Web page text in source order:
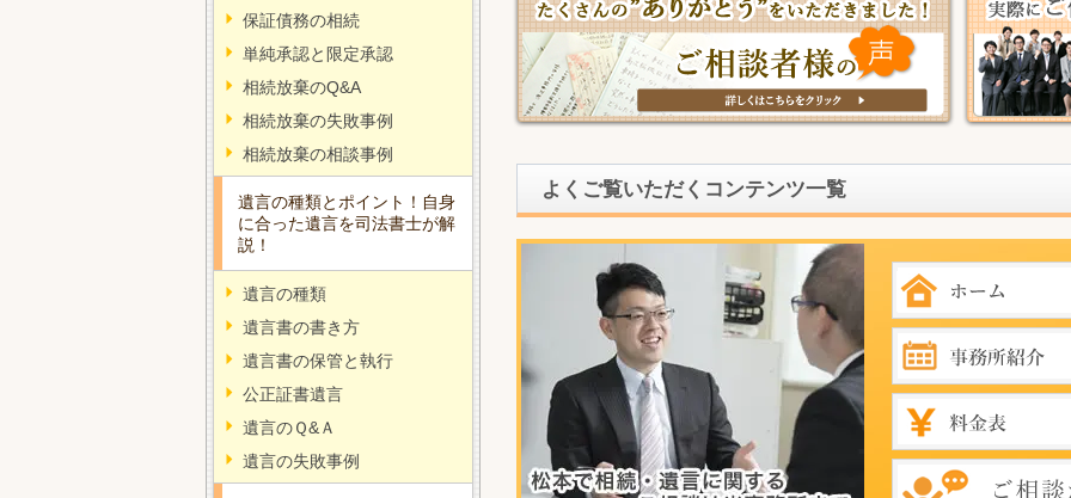
よくご覧いただくコンテンツ一覧
保証債務の相続
単純承認と限定承認
相続放棄のQ&A
相続放棄の失敗事例
相続放棄の相談事例
遺言の種類とポイント！自身
に合った遺言を司法書士が解
説！
遺言の種類
遺言書の書き方
遺言書の保管と執行
公正証書遺言
遺言のＱ&Ａ
遺言の失敗事例